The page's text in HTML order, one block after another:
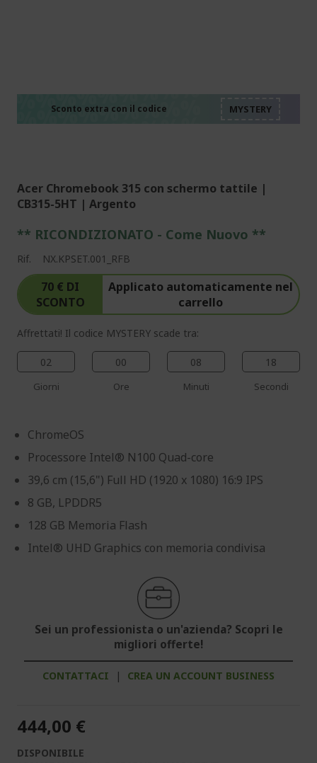
Sconto extra con il codice
Acer Chromebook 315 con schermo tattile |
CB315-5HT | Argento
** RICONDIZIONATO - Come Nuovo **
Rif. NX.KPSET.001_RFB
70 € DI
SCONTO
Applicato automaticamente nel
carrello
Affrettati! Il codice MYSTERY scade tra:
02
Giorni
00
Ore
08
Minuti
17
Secondi
ChromeOS
Processore Intel® N100 Quad-core
39,6 cm (15,6") Full HD (1920 x 1080) 16:9 IPS
8 GB, LPDDR5
128 GB Memoria Flash
Intel® UHD Graphics con memoria condivisa
Sei un professionista o un'azienda? Scopri le
migliori offerte!
CONTATTACI | CREA UN ACCOUNT BUSINESS
444,00 €
DISPONIBILE